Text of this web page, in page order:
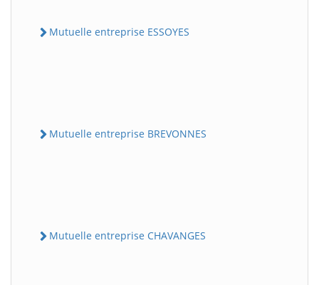
Mutuelle entreprise ESSOYES
Mutuelle entreprise BREVONNES
Mutuelle entreprise CHAVANGES